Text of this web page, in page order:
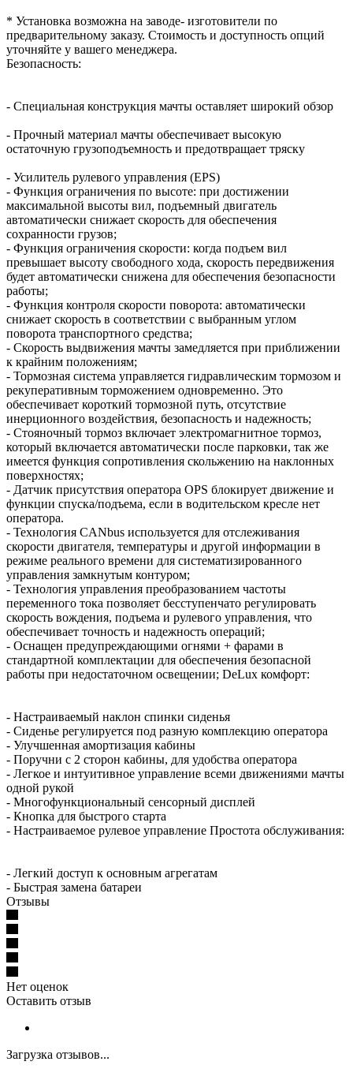
* Установка возможна на заводе- изготовители по
предварительному заказу. Стоимость и доступность опций
уточняйте у вашего менеджера.
Безопасность:
- Специальная конструкция мачты оставляет широкий обзор
- Прочный материал мачты обеспечивает высокую
остаточную грузоподъемность и предотвращает тряску
- Усилитель рулевого управления (EPS)
- Функция ограничения по высоте: при достижении
максимальной высоты вил, подъемный двигатель
автоматически снижает скорость для обеспечения
сохранности грузов;
- Функция ограничения скорости: когда подъем вил
превышает высоту свободного хода, скорость передвижения
будет автоматически снижена для обеспечения безопасности
работы;
- Функция контроля скорости поворота: автоматически
снижает скорость в соответствии с выбранным углом
поворота транспортного средства;
- Скорость выдвижения мачты замедляется при приближении
к крайним положениям;
- Тормозная система управляется гидравлическим тормозом и
рекуперативным торможением одновременно. Это
обеспечивает короткий тормозной путь, отсутствие
инерционного воздействия, безопасность и надежность;
- Стояночный тормоз включает электромагнитное тормоз,
который включается автоматически после парковки, так же
имеется функция сопротивления скольжению на наклонных
поверхностях;
- Датчик присутствия оператора OPS блокирует движение и
функции спуска/подъема, если в водительском кресле нет
оператора.
- Технология CANbus используется для отслеживания
скорости двигателя, температуры и другой информации в
режиме реального времени для систематизированного
управления замкнутым контуром;
- Технология управления преобразованием частоты
переменного тока позволяет бесступенчато регулировать
скорость вождения, подъема и рулевого управления, что
обеспечивает точность и надежность операций;
- Оснащен предупреждающими огнями + фарами в
стандартной комплектации для обеспечения безопасной
работы при недостаточном освещении; DeLux комфорт:
- Настраиваемый наклон спинки сиденья
- Сиденье регулируется под разную комплекцию оператора
- Улучшенная амортизация кабины
- Поручни с 2 сторон кабины, для удобства оператора
- Легкое и интуитивное управление всеми движениями мачты
одной рукой
- Многофункциональный сенсорный дисплей
- Кнопка для быстрого старта
- Настраиваемое рулевое управление Простота обслуживания:
- Легкий доступ к основным агрегатам
- Быстрая замена батареи
Отзывы
Нет оценок
Оставить отзыв
Загрузка отзывов...